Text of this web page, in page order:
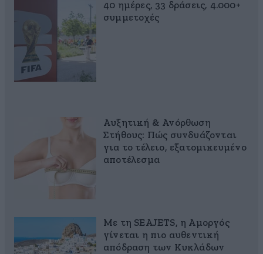
40 ημέρες, 33 δράσεις, 4.000+
συμμετοχές
Αυξητική & Ανόρθωση
Στήθους: Πώς συνδυάζονται
για το τέλειο, εξατομικευμένο
αποτέλεσμα
Με τη SEAJETS, η Αμοργός
γίνεται η πιο αυθεντική
απόδραση των Κυκλάδων